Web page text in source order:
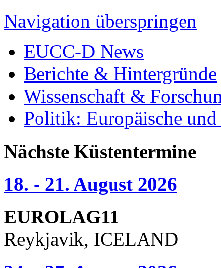
Navigation überspringen
EUCC-D News
Berichte & Hintergründe
Wissenschaft &
Politik: Europäische
Nächste Küstentermine
18. - 21. August 2026
EUROLAG11
Reykjavik, ICELAND